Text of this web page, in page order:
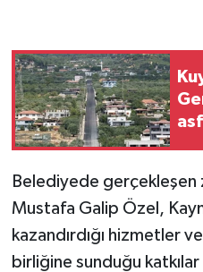
Belediyede gerçekleşen
Mustafa Galip Özel,
kazandırdığı hizmetler
birliğine sunduğu